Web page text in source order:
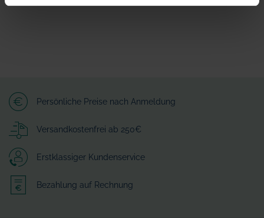
Persönliche Preise nach Anmeldung
Versandkostenfrei ab 250€
Erstklassiger Kundenservice
Bezahlung auf Rechnung